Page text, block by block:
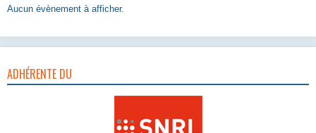
Aucun évènement à afficher.
ADHÉRENTE DU